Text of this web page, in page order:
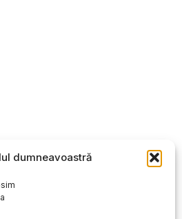
dumneavoastră